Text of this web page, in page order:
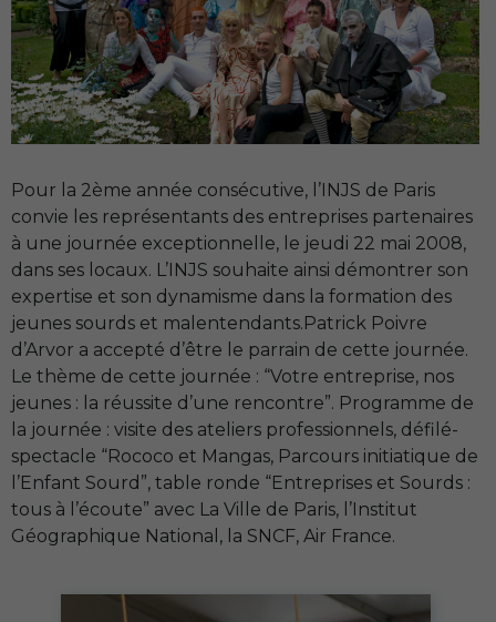
Pour la 2ème année consécutive, l’INJS de Paris
convie les représentants des entreprises partenaires
à une journée exceptionnelle, le jeudi 22 mai 2008,
dans ses locaux. L’INJS souhaite ainsi démontrer son
expertise et son dynamisme dans la formation des
jeunes sourds et malentendants.Patrick Poivre
d’Arvor a accepté d’être le parrain de cette journée.
Le thème de cette journée : “Votre entreprise, nos
jeunes : la réussite d’une rencontre”. Programme de
la journée : visite des ateliers professionnels, défilé-
spectacle “Rococo et Mangas, Parcours initiatique de
l’Enfant Sourd”, table ronde “Entreprises et Sourds :
tous à l’écoute” avec La Ville de Paris, l’Institut
Géographique National, la SNCF, Air France.